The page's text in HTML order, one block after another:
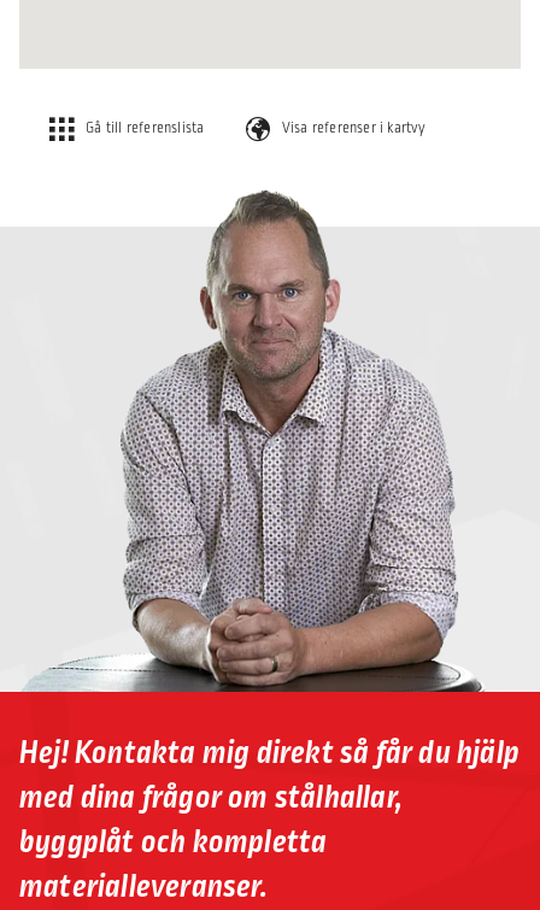
Gå till referenslista Visa referenser i kartvy
Hej! Kontakta mig direkt så får du hjälp
med dina frågor om stålhallar,
byggplåt och kompletta
materialleveranser.